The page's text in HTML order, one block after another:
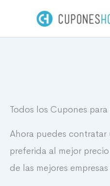
Todos los Cupones
Ahora puedes
preferida al mejor
de las mejores